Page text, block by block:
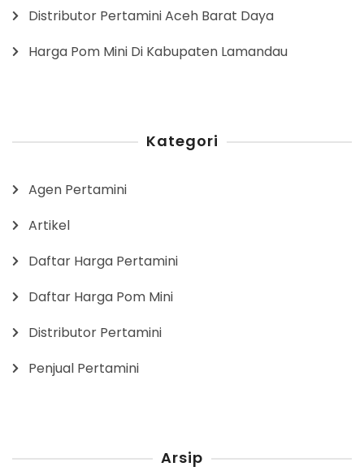
Distributor Pertamini Aceh Barat Daya
Harga Pom Mini Di Kabupaten Lamandau
Kategori
Agen Pertamini
Artikel
Daftar Harga Pertamini
Daftar Harga Pom Mini
Distributor Pertamini
Penjual Pertamini
Arsip